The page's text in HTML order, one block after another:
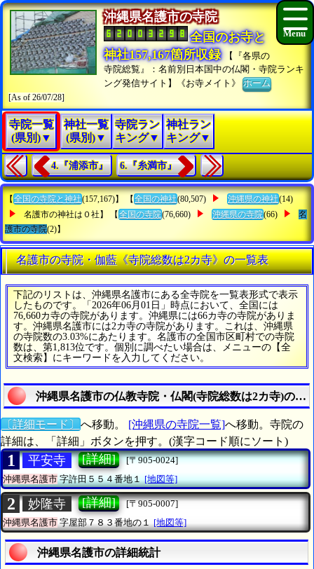
沖縄県名護市の寺院
全国のお寺と
神社157,167箇所収録
【『各県の
寺院総覧』：名前別日本国中の仏閣・寺院ランキ
ング発信サイト】《お寺メイト》ホーム
[As of 26/07/28]
寺院一覧
(県別)▼
神社一覧
(県別)▼
寺院ラン
キング▼
神社ラン
キング▼
4.『浦添市』 6.『糸満市』
【 全国の寺院と神社(157,167)】 【 全国の神社(80,507) 沖縄県の神社(14)
名護市の神社は０社】 【 全国の寺院(76,660) 沖縄県の寺院(66)
名
護市の寺院(2)】
名護市の寺院・伽藍《寺院総数は2カ寺》の一覧表
下記のリストは、沖縄県名護市にある全寺院を一覧表形式で表示
したものです。「2026年06月01日」時点において、全国には
76,660カ寺の寺院があります。沖縄県には66カ寺の寺院がありま
す。沖縄県名護市には2カ寺の寺院があります。これは、沖縄県
の寺院数の3.03%にあたります。名護市の全国市区町村での寺院
数は、第1,813位です。個別に調べたい場合は、メニューの【全
文検索】にキーワードを入力してください。
沖縄県名護市の仏教寺院・仏閣(寺院総数は2カ寺)の詳
〔詳細モード〕 へ移動。 [沖縄県の寺院一覧]へ移動。寺院の
詳細は、「詳細」ボタンを押す。(漢字コード順にソート)
1 平安寺 [詳細]
[〒905-0024]
沖縄県名護市字許田５５４番地１ [地図等]
2 妙隆寺 [詳細]
[〒905-0007]
沖縄県名護市字屋部７８３番地の１ [地図等]
沖縄県名護市の詳細統計